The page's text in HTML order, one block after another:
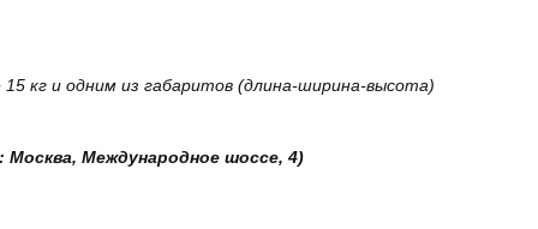
кг и одним из габаритов (длина-ширина-высота)
Москва, Международное шоссе, 4)